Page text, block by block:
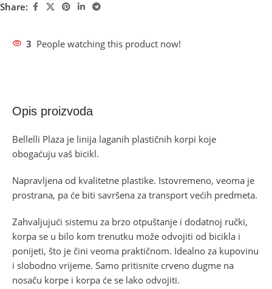
Share:
3 People watching this product now!
Opis proizvoda
Bellelli Plaza je linija laganih plastičnih korpi koje
obogaćuju vaš bicikl.
Napravljena od kvalitetne plastike. Istovremeno, veoma je
prostrana, pa će biti savršena za transport većih predmeta.
Zahvaljujući sistemu za brzo otpuštanje i dodatnoj ručki,
korpa se u bilo kom trenutku može odvojiti od bicikla i
ponijeti, što je čini veoma praktičnom. Idealno za kupovinu
i slobodno vrijeme. Samo pritisnite crveno dugme na
nosaču korpe i korpa će se lako odvojiti.